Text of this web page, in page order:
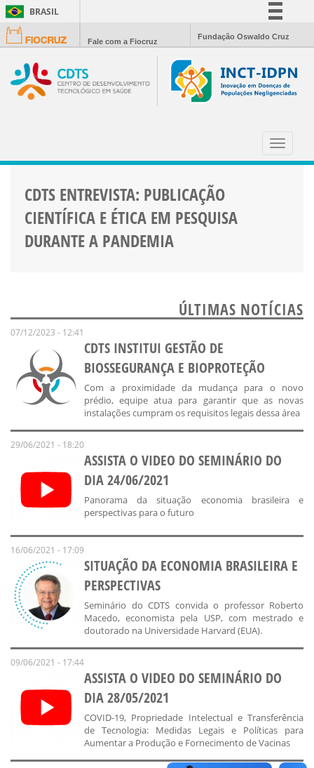
BRASIL
Simplifique!
Participe
Acesso à informação
Fale com a Fiocruz
Fundação Oswaldo Cruz
Toggle
CDTS ENTREVISTA: PUBLICAÇÃO
CIENTÍFICA E ÉTICA EM PESQUISA
DURANTE A PANDEMIA
ÚLTIMAS NOTÍCIAS
07/12/2023 - 12:41
CDTS INSTITUI GESTÃO DE
BIOSSEGURANÇA E BIOPROTEÇÃO
Com a proximidade da mudança para o novo
prédio, equipe atua para garantir que as novas
instalações cumpram os requisitos legais dessa área
29/06/2021 - 18:20
ASSISTA O VIDEO DO SEMINÁRIO DO
DIA 24/06/2021
Panorama da situação economia brasileira e
perspectivas para o futuro
16/06/2021 - 17:09
SITUAÇÃO DA ECONOMIA BRASILEIRA E
PERSPECTIVAS
Seminário do CDTS convida o professor Roberto
Macedo, economista pela USP, com mestrado e
doutorado na Universidade Harvard (EUA).
09/06/2021 - 17:44
ASSISTA O VIDEO DO SEMINÁRIO DO
DIA 28/05/2021
COVID-19, Propriedade Intelectual e Transferência
de Tecnologia: Medidas Legais e Políticas para
Aumentar a Produção e Fornecimento de Vacinas